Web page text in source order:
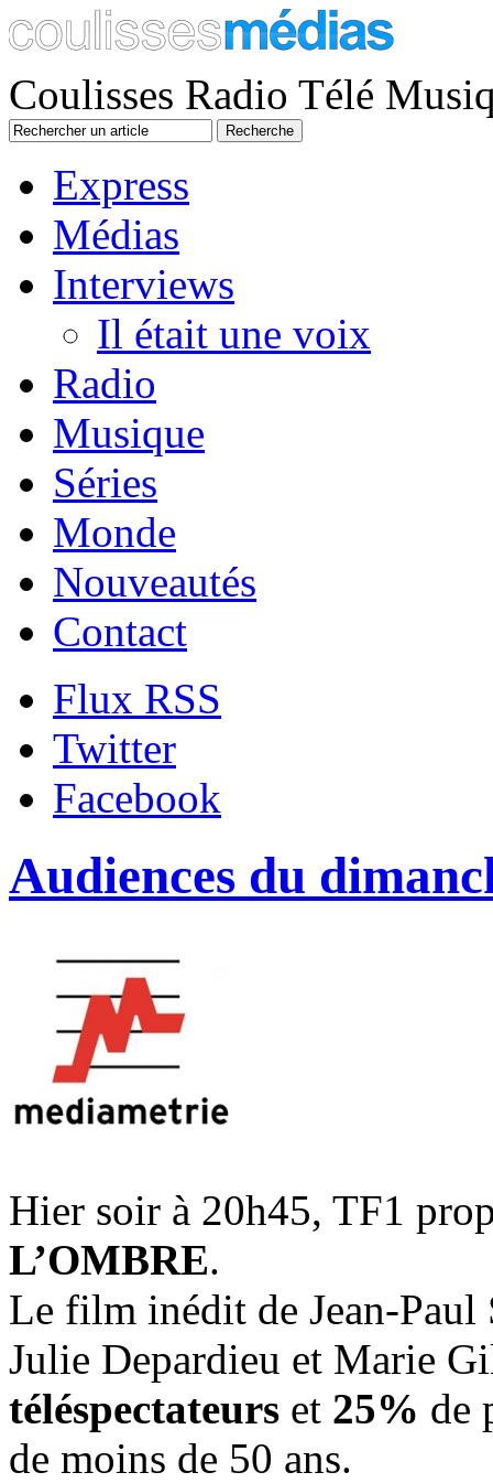
Coulisses Radio Télé
Express
Médias
Interviews
Il était une voix
Radio
Musique
Séries
Monde
Nouveautés
Contact
Flux RSS
Twitter
Facebook
Audiences du
Hier soir à 20h45, TF1
L’OMBRE.
Le film inédit de Jean-Paul
Julie Depardieu et Marie
téléspectateurs et 25% de
de moins de 50 ans.